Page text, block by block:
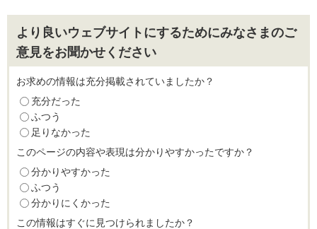
より良いウェブサイトにするためにみなさまのご
意見をお聞かせください
お求めの情報は充分掲載されていましたか？
充分だった
ふつう
足りなかった
このページの内容や表現は分かりやすかったですか？
分かりやすかった
ふつう
分かりにくかった
この情報はすぐに見つけられましたか？